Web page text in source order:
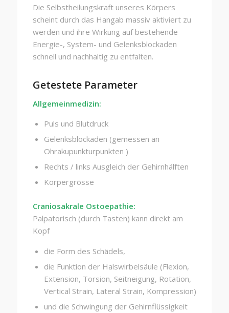
Die Selbstheilungskraft unseres Körpers
scheint durch das Hangab massiv aktiviert zu
werden und ihre Wirkung auf bestehende
Energie-, System- und Gelenksblockaden
schnell und nachhaltig zu entfalten.
Getestete Parameter
Allgemeinmedizin:
Puls und Blutdruck
Gelenksblockaden (gemessen an
Ohrakupunkturpunkten )
Rechts / links Ausgleich der Gehirnhälften
Körpergrösse
Craniosakrale Ostoepathie:
Palpatorisch (durch Tasten) kann direkt am
Kopf
die Form des Schädels,
die Funktion der Halswirbelsäule (Flexion,
Extension, Torsion, Seitneigung, Rotation,
Vertical Strain, Lateral Strain, Kompression)
und die Schwingung der Gehirnflüssigkeit